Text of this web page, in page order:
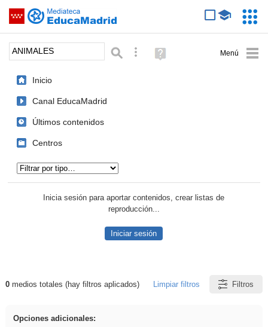
Saltar navegación
Palabra o frase: Búsqueda avanzada
Ayuda
(en
Inicio
Canal EducaMadrid
Últimos contenidos
Centros
Inicia sesión para aportar contenidos, crear listas de
reproducción...
Iniciar sesión
Resultados de: ANIMALES
0medios totales (hay filtros aplicados) Limpiar filtros Filtros
Opciones adicionales: